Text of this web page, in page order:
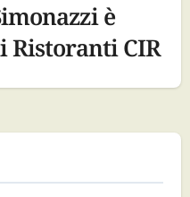
è
Ristoranti CIR